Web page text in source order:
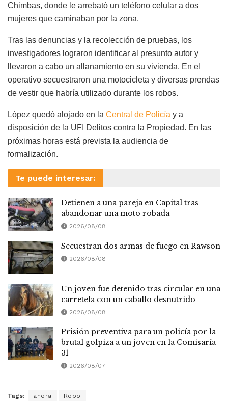
Chimbas, donde le arrebató un teléfono celular a dos
mujeres que caminaban por la zona.
Tras las denuncias y la recolección de pruebas, los
investigadores lograron identificar al presunto autor y
llevaron a cabo un allanamiento en su vivienda. En el
operativo secuestraron una motocicleta y diversas prendas
de vestir que habría utilizado durante los robos.
López quedó alojado en la Central de Policía y a
disposición de la UFI Delitos contra la Propiedad. En las
próximas horas está prevista la audiencia de
formalización.
Te puede interesar:
Detienen a una pareja en Capital tras
abandonar una moto robada
2026/08/08
Secuestran dos armas de fuego en Rawson
2026/08/08
Un joven fue detenido tras circular en una
carretela con un caballo desnutrido
2026/08/08
Prisión preventiva para un policía por la
brutal golpiza a un joven en la Comisaría
31
2026/08/07
Tags: ahora Robo